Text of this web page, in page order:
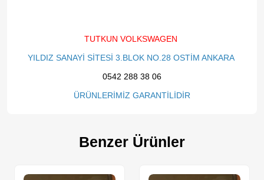
TUTKUN VOLKSWAGEN
YILDIZ SANAYİ SİTESİ 3.BLOK NO.28 OSTİM ANKARA
0542 288 38 06
ÜRÜNLERİMİZ GARANTİLİDİR
Benzer Ürünler